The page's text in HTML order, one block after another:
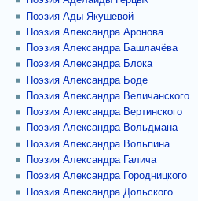
Поэзия Ады Якушевой
Поэзия Александра Аронова
Поэзия Александра Башлачёва
Поэзия Александра Блока
Поэзия Александра Боде
Поэзия Александра Величанского
Поэзия Александра Вертинского
Поэзия Александра Вольдмана
Поэзия Александра Вольпина
Поэзия Александра Галича
Поэзия Александра Городницкого
Поэзия Александра Дольского